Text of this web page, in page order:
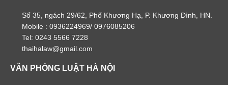
Số 35, ngách 29/62, Phố Khương Hạ, P. Khương Đình, HN.
Mobile : 0936224969/ 0976085206
Tel: 0243 5566 7228
thaihalaw@gmail.com
VĂN PHÒNG LUẬT HÀ NỘI